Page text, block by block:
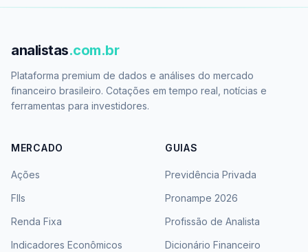
analistas.com.br
Plataforma premium de dados e análises do mercado
financeiro brasileiro. Cotações em tempo real, notícias e
ferramentas para investidores.
MERCADO
Ações
FIIs
Renda Fixa
Indicadores Econômicos
GUIAS
Previdência Privada
Pronampe 2026
Profissão de Analista
Dicionário Financeiro